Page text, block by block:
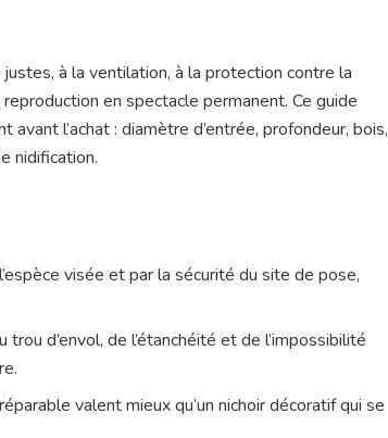
à la ventilation, à la protection contre la
en spectacle permanent. Ce guide
l’achat : diamètre d’entrée, profondeur, bois,
nidification.
visée et par la sécurité du site de pose,
d’envol, de l’étanchéité et de l’impossibilité
valent mieux qu’un nichoir décoratif qui se